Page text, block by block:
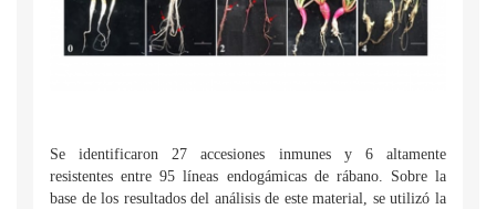
Se identificaron 27 accesiones inmunes y 6 altamente
resistentes entre 95 líneas endogámicas de rábano. Sobre la
base de los resultados del análisis de este material, se utilizó la